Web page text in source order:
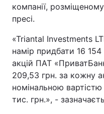
компанії, розміщеному
пресі.
«Triantal Investments
намір придбати 16
акцій ПАТ
209,53 грн. за кожну
номінальною
тис. грн.», -